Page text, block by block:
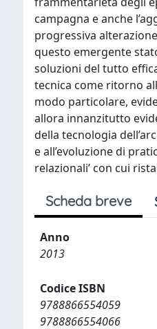
campagna e anche
progressiva
questo emergente
soluzioni del tutto
tecnica come ritorno
modo particolare,
allora innanzitutto
della tecnologia
e all’evoluzione di
relazionali’ con cui
Scheda breve
Anno
2013
Codice ISBN
9788866554059
9788866554066